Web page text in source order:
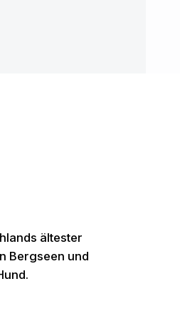
ältester
Bergseen und